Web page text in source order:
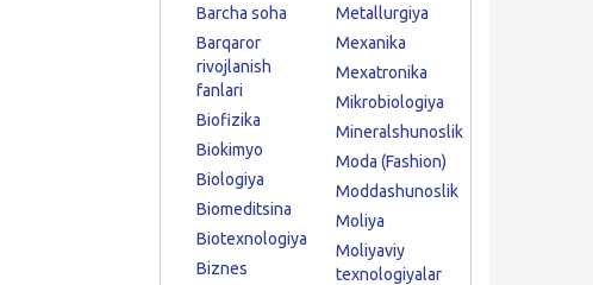
Barcha soha
Barqaror
rivojlanish
fanlari
Biofizika
Biokimyo
Biologiya
Biomeditsina
Biotexnologiya
Biznes
Metallurgiya
Mexanika
Mexatronika
Mikrobiologiya
Mineralshunoslik
Moda (Fashion)
Moddashunoslik
Moliya
Moliyaviy
texnologiyalar